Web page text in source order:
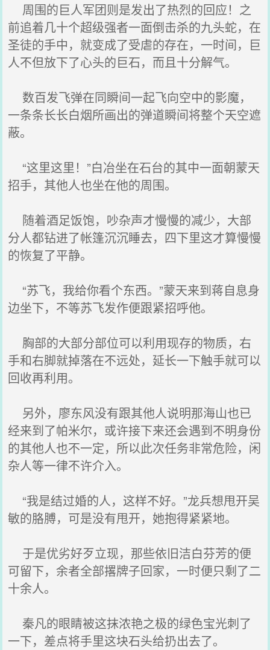
周围的巨人军团则是发出了热烈的回应！之
前追着几十个超级强者一面倒击杀的九头蛇，在
圣徒的手中，就变成了受虐的存在，一时间，巨
人不但放下了心头的巨石，而且十分解气。
数百发飞弹在同瞬间一起飞向空中的影魔，
一条条长长白烟所画出的弹道瞬间将整个天空遮
蔽。
“这里这里！”白冶坐在石台的其中一面朝蒙天
招手，其他人也坐在他的周围。
随着酒足饭饱，吵杂声才慢慢的减少，大部
分人都钻进了帐篷沉沉睡去，四下里这才算慢慢
的恢复了平静。
“苏飞，我给你看个东西。”蒙天来到蒋自息身
边坐下，不等苏飞发作便跟紧招呼他。
胸部的大部分部位可以利用现存的物质，右
手和右脚就掉落在不远处，延长一下触手就可以
回收再利用。
另外，廖东风没有跟其他人说明那海山也已
经来到了帕米尔，或许接下来还会遇到不明身份
的其他人也不一定，所以此次任务非常危险，闲
杂人等一律不许介入。
“我是结过婚的人，这样不好。”龙兵想甩开吴
敏的胳膊，可是没有甩开，她抱得紧紧地。
于是优劣好歹立现，那些依旧洁白芬芳的便
可留下，余者全部撂牌子回家，一时便只剩了二
十余人。
秦凡的眼睛被这抹浓艳之极的绿色宝光刺了
一下，差点将手里这块石头给扔出去了。